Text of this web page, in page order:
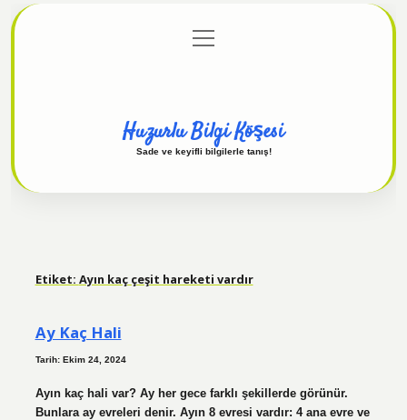
Gizlilik Politikası
menüyü
aç
Huzurlu Bilgi Köşesi
Sade ve keyifli bilgilerle tanış!
Etiket: Ayın kaç çeşit hareketi vardır
Ay Kaç Hali
Tarih: Ekim 24, 2024
Ayın kaç hali var? Ay her gece farklı şekillerde görünür.
Bunlara ay evreleri denir. Ayın 8 evresi vardır: 4 ana evre ve